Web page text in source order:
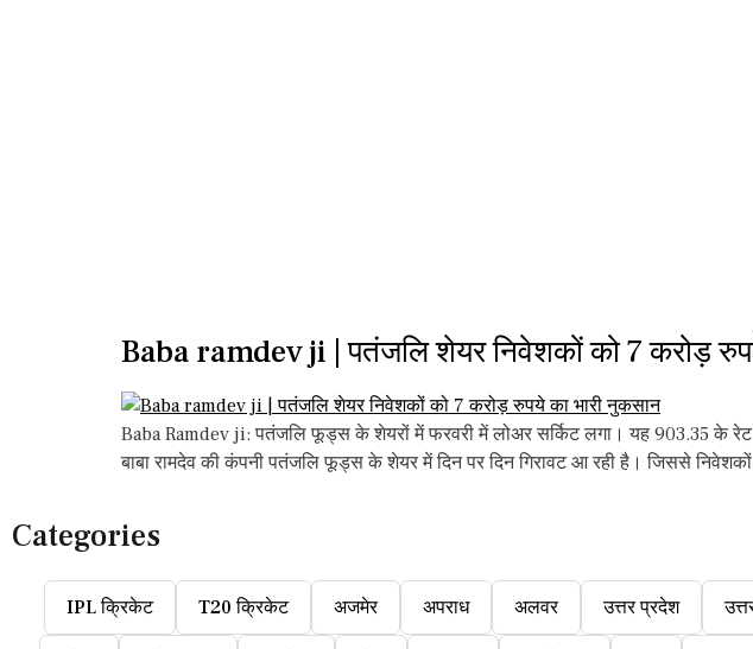
Baba ramdev ji | पतंजलि शेयर निवेशकों को 7 करोड़
Baba Ramdev ji: पतंजलि फूड्स के शेयरों में फरवरी में लोअर सर्किट लगा। यह 903.35 के
बाबा रामदेव की कंपनी पतंजलि फूड्स के शेयर में दिन पर दिन गिरावट आ रही है। जिससे
Categories
IPL क्रिकेट T20 क्रिकेट अजमेर अपराध अलवर उत्तर प्रदेश